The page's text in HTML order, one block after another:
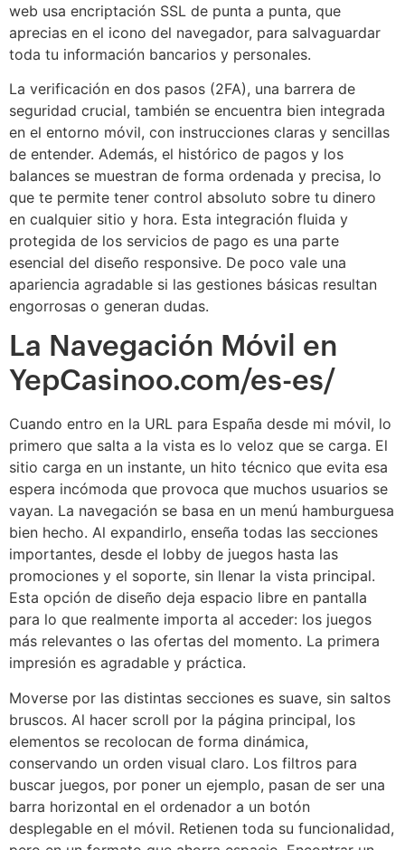
web usa encriptación SSL de punta a punta, que
aprecias en el icono del navegador, para salvaguardar
toda tu información bancarios y personales.
La verificación en dos pasos (2FA), una barrera de
seguridad crucial, también se encuentra bien integrada
en el entorno móvil, con instrucciones claras y sencillas
de entender. Además, el histórico de pagos y los
balances se muestran de forma ordenada y precisa, lo
que te permite tener control absoluto sobre tu dinero
en cualquier sitio y hora. Esta integración fluida y
protegida de los servicios de pago es una parte
esencial del diseño responsive. De poco vale una
apariencia agradable si las gestiones básicas resultan
engorrosas o generan dudas.
La Navegación Móvil en
YepCasinoo.com/es-es/
Cuando entro en la URL para España desde mi móvil, lo
primero que salta a la vista es lo veloz que se carga. El
sitio carga en un instante, un hito técnico que evita esa
espera incómoda que provoca que muchos usuarios se
vayan. La navegación se basa en un menú hamburguesa
bien hecho. Al expandirlo, enseña todas las secciones
importantes, desde el lobby de juegos hasta las
promociones y el soporte, sin llenar la vista principal.
Esta opción de diseño deja espacio libre en pantalla
para lo que realmente importa al acceder: los juegos
más relevantes o las ofertas del momento. La primera
impresión es agradable y práctica.
Moverse por las distintas secciones es suave, sin saltos
bruscos. Al hacer scroll por la página principal, los
elementos se recolocan de forma dinámica,
conservando un orden visual claro. Los filtros para
buscar juegos, por poner un ejemplo, pasan de ser una
barra horizontal en el ordenador a un botón
desplegable en el móvil. Retienen toda su funcionalidad,